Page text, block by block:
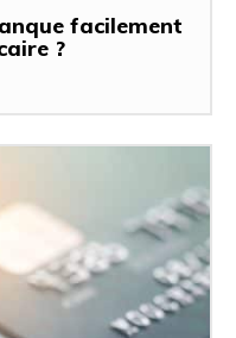
facilement
?